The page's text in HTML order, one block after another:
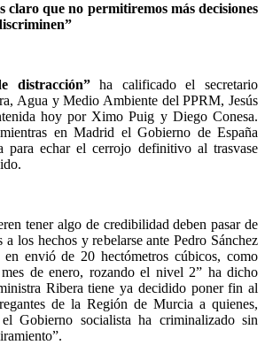
claro que no permitiremos más decisiones
distracción”ha calificado el secretario
Agua y Medio Ambiente del PPRM, Jesús
hoy por Ximo Puig y Diego Conesa.
en Madrid el Gobierno de España
para echar el cerrojo definitivo al trasvase
tener algo de credibilidad deben pasar de
a los hechos y rebelarse ante Pedro Sánchez
envió de 20 hectómetros cúbicos, como
mes de enero, rozando el nivel 2” ha dicho
Ribera tiene ya decidido poner fin al
de la Región de Murcia a quienes,
Gobierno socialista ha criminalizado sin